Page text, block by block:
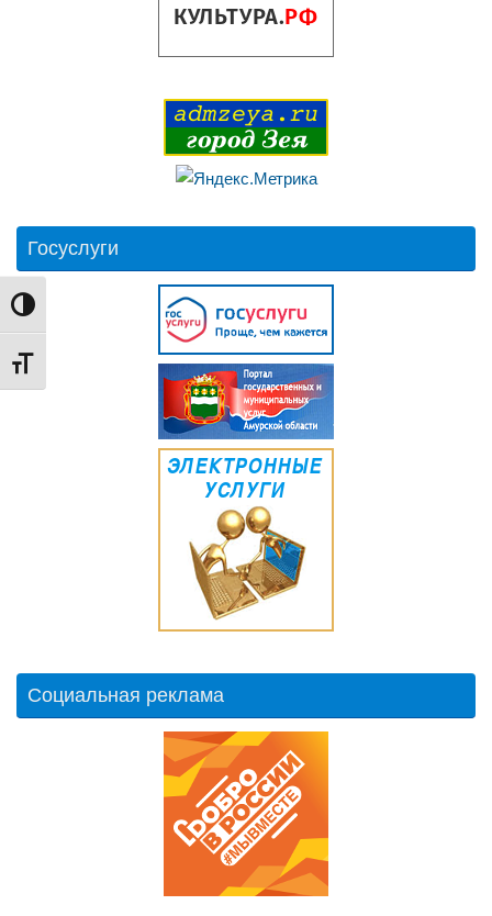
Переключить на высокую контрастность
Переключить на увеличенный шрифт
Госуслуги
Социальная реклама